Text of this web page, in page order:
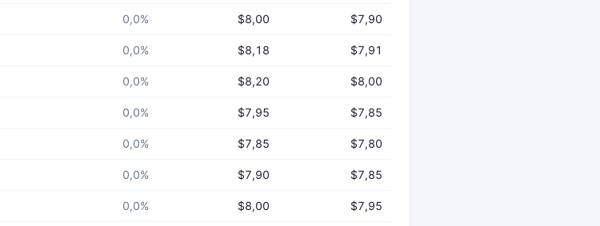
0,0% $8,00 $7,90
0,0% $8,18 $7,91
0,0% $8,20 $8,00
0,0% $7,95 $7,85
0,0% $7,85 $7,80
0,0% $7,90 $7,85
0,0% $8,00 $7,95